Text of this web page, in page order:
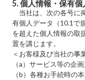
5. 個人情報・保有
当社は、次の各号に
有個人データ（10.1で
を超えた個人情報の取
置を講じます。
＜お客様及び当社の事
（a）サービス等の企
（b）各種お手続時の